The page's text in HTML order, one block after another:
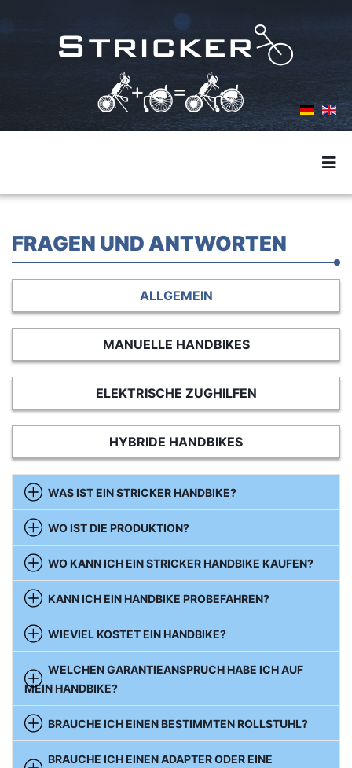
FRAGEN UND ANTWORTEN
ALLGEMEIN
MANUELLE HANDBIKES
ELEKTRISCHE ZUGHILFEN
HYBRIDE HANDBIKES
WAS IST EIN STRICKER HANDBIKE?
WO IST DIE PRODUKTION?
WO KANN ICH EIN STRICKER HANDBIKE KAUFEN?
KANN ICH EIN HANDBIKE PROBEFAHREN?
WIEVIEL KOSTET EIN HANDBIKE?
WELCHEN GARANTIEANSPRUCH HABE ICH AUF
MEIN HANDBIKE?
BRAUCHE ICH EINEN BESTIMMTEN ROLLSTUHL?
BRAUCHE ICH EINEN ADAPTER ODER EINE